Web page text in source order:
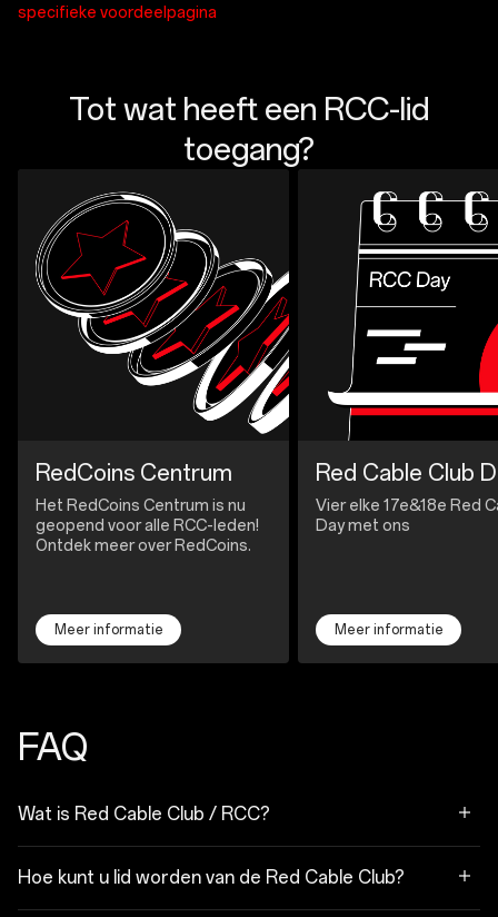
specifieke voordeelpagina
Tot wat heeft een RCC-lid
toegang?
RedCoins Centrum
Het RedCoins Centrum is nu
geopend voor alle RCC-leden!
Ontdek meer over RedCoins.
Meer informatie
Red Cable Club
Vier elke 17e&18e Red
Day met ons
Meer informatie
FAQ
Wat is Red Cable Club / RCC?
Hoe kunt u lid worden van de Red Cable Club?